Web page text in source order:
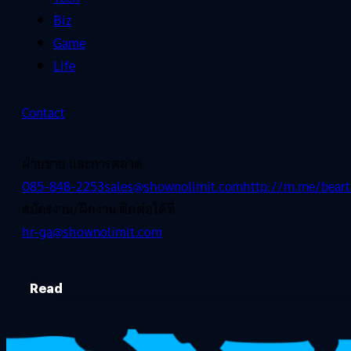
Biz
Game
Life
Contact
ฝ่ายขาย และการตลาด
085-848-2253sales@shownolimit.comhttp://m.me/
สมัครงาน/ฝึกงาน ติดต่อได้ที่
hr-ga@shownolimit.com
Read